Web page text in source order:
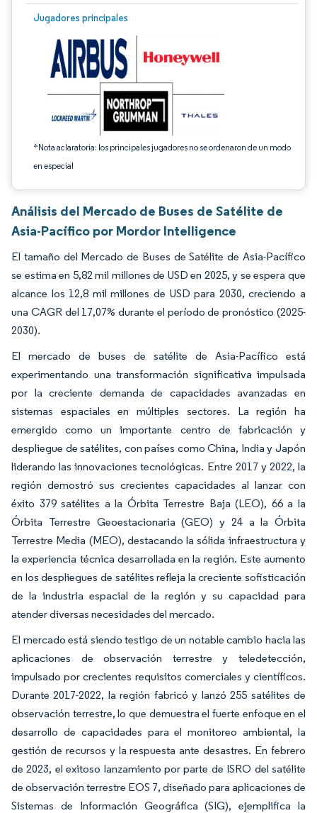
Jugadores principales
*Nota aclaratoria: los principales jugadores no se ordenaron de un modo
en especial
Imagen © Mordor Intelligence. El uso requiere atribución según CC BY 4.0.
Análisis del Mercado de Buses de Satélite de
Asia-Pacífico por Mordor Intelligence
El tamaño del Mercado de Buses de Satélite de Asia-Pacífico
se estima en 5,82 mil millones de USD en 2025, y se espera que
alcance los 12,8 mil millones de USD para 2030, creciendo a
una CAGR del 17,07% durante el período de pronóstico (2025-
2030).
El mercado de buses de satélite de Asia-Pacífico está
experimentando una transformación significativa impulsada
por la creciente demanda de capacidades avanzadas en
sistemas espaciales en múltiples sectores. La región ha
emergido como un importante centro de fabricación y
despliegue de satélites, con países como China, India y Japón
liderando las innovaciones tecnológicas. Entre 2017 y 2022, la
región demostró sus crecientes capacidades al lanzar con
éxito 379 satélites a la Órbita Terrestre Baja (LEO), 66 a la
Órbita Terrestre Geoestacionaria (GEO) y 24 a la Órbita
Terrestre Media (MEO), destacando la sólida infraestructura y
la experiencia técnica desarrollada en la región. Este aumento
en los despliegues de satélites refleja la creciente sofisticación
de la industria espacial de la región y su capacidad para
atender diversas necesidades del mercado.
El mercado está siendo testigo de un notable cambio hacia las
aplicaciones de observación terrestre y teledetección,
impulsado por crecientes requisitos comerciales y científicos.
Durante 2017-2022, la región fabricó y lanzó 255 satélites de
observación terrestre, lo que demuestra el fuerte enfoque en el
desarrollo de capacidades para el monitoreo ambiental, la
gestión de recursos y la respuesta ante desastres. En febrero
de 2023, el exitoso lanzamiento por parte de ISRO del satélite
de observación terrestre EOS 7, diseñado para aplicaciones de
Sistemas de Información Geográfica (SIG), ejemplifica la